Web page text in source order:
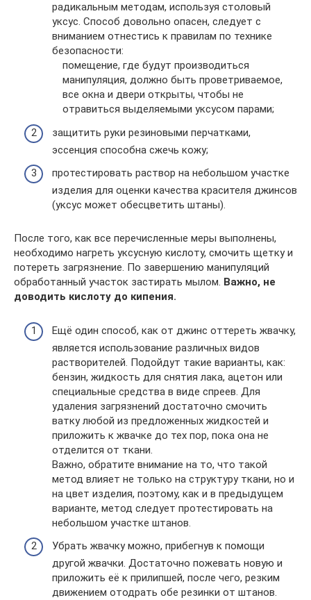
радикальным методам, используя столовый
уксус. Способ довольно опасен, следует с
вниманием отнестись к правилам по технике
безопасности:
помещение, где будут производиться
манипуляция, должно быть проветриваемое,
все окна и двери открыты, чтобы не
отравиться выделяемыми уксусом парами;
защитить руки резиновыми перчатками,
эссенция способна сжечь кожу;
протестировать раствор на небольшом участке
изделия для оценки качества красителя джинсов
(уксус может обесцветить штаны).
После того, как все перечисленные меры выполнены,
необходимо нагреть уксусную кислоту, смочить щетку и
потереть загрязнение. По завершению манипуляций
обработанный участок застирать мылом. Важно, не
доводить кислоту до кипения.
Ещё один способ, как от джинс оттереть жвачку,
является использование различных видов
растворителей. Подойдут такие варианты, как:
бензин, жидкость для снятия лака, ацетон или
специальные средства в виде спреев. Для
удаления загрязнений достаточно смочить
ватку любой из предложенных жидкостей и
приложить к жвачке до тех пор, пока она не
отделится от ткани.
Важно, обратите внимание на то, что такой
метод влияет не только на структуру ткани, но и
на цвет изделия, поэтому, как и в предыдущем
варианте, метод следует протестировать на
небольшом участке штанов.
Убрать жвачку можно, прибегнув к помощи
другой жвачки. Достаточно пожевать новую и
приложить её к прилипшей, после чего, резким
движением отодрать обе резинки от штанов.